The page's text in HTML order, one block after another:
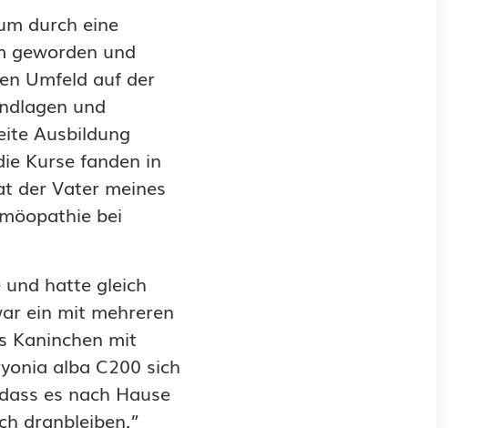
durch eine
geworden und
Umfeld auf der
und
Ausbildung
Kurse fanden in
der Vater meines
bei
und hatte gleich
ein mit mehreren
Kaninchen mit
alba C200 sich
es nach Hause
dranbleiben.”